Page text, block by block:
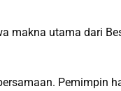
makna utama dari
Pemimpin